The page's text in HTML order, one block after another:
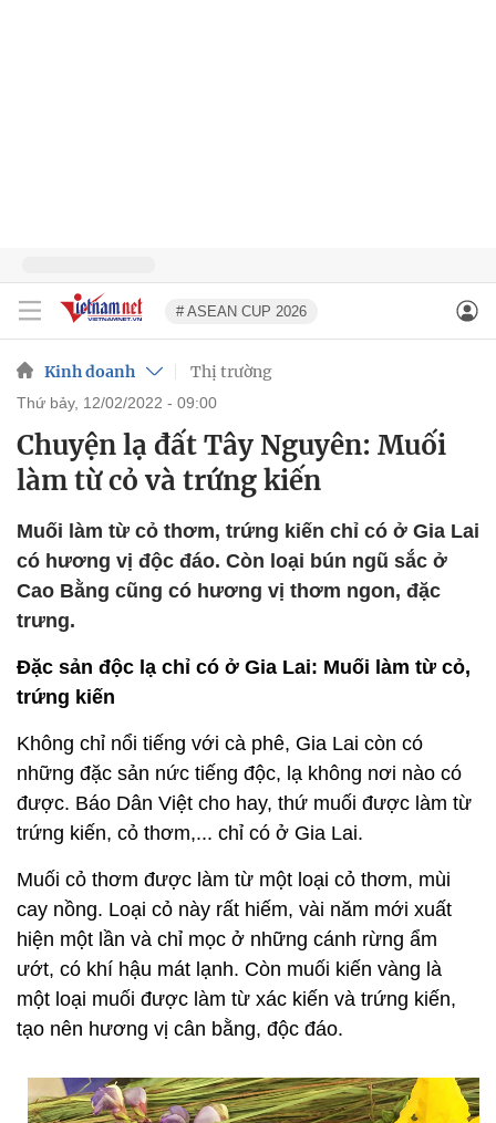
# ASEAN CUP 2026
Kinh doanh Thị trường
thứ bảy, 12/02/2022 - 09:00
Chuyện lạ đất Tây Nguyên: Muối
làm từ cỏ và trứng kiến
Muối làm từ cỏ thơm, trứng kiến chỉ có ở Gia Lai
có hương vị độc đáo. Còn loại bún ngũ sắc ở
Cao Bằng cũng có hương vị thơm ngon, đặc
trưng.
Đặc sản độc lạ chỉ có ở Gia Lai: Muối làm từ cỏ,
trứng kiến
Không chỉ nổi tiếng với cà phê, Gia Lai còn có
những đặc sản nức tiếng độc, lạ không nơi nào có
được. Báo Dân Việt cho hay, thứ muối được làm từ
trứng kiến, cỏ thơm,... chỉ có ở Gia Lai.
Muối cỏ thơm được làm từ một loại cỏ thơm, mùi
cay nồng. Loại cỏ này rất hiếm, vài năm mới xuất
hiện một lần và chỉ mọc ở những cánh rừng ẩm
ướt, có khí hậu mát lạnh. Còn muối kiến vàng là
một loại muối được làm từ xác kiến và trứng kiến,
tạo nên hương vị cân bằng, độc đáo.